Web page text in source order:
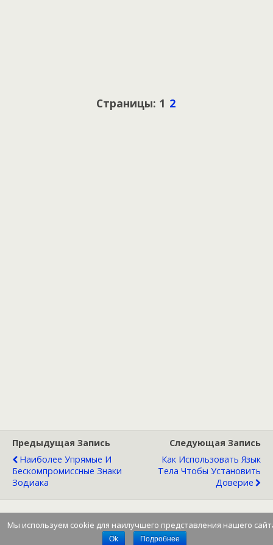
Страницы: 1 2
Предыдущая Запись
Наиболее Упрямые И
Бескомпромиссные Знаки
Зодиака
Следующая Запись
Как Использовать Язык
Тела Чтобы Установить
Доверие
Мы используем cookie для наилучшего представления нашего
Ok Подробнее
Наверх